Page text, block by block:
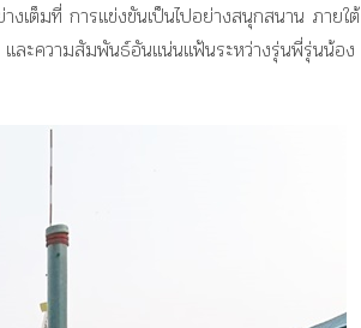
ต็มที่ การแข่งขันเป็นไปอย่างสนุกสนาน ภายใต้
ละความสัมพันธ์อันแน่นแฟ้นระหว่างรุ่นพี่รุ่นน้อง